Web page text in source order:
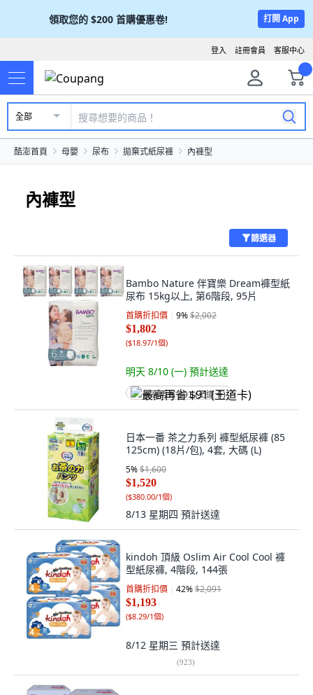
領取您的 $200 首購優惠卷! 打開 App
客服中心
註冊會員
登入
全部
酷澎首頁 母嬰 尿布 拋棄式紙尿褲 內褲型
內褲型
篩選器
Bambo Nature 伴寶樂 Dream褲型紙
尿布 15kg以上, 第6階段, 95片
首購折扣價 9%$2,002
$1,802
($18.97/1個)
明天 8/10 (一) 預計送達
最高再省 $91 (王道卡)
日本一番 茶之力系列 褲型紙尿褲 (85
125cm) (18片/包), 4套, 大碼 (L)
5%$1,600
$1,520
($380.00/1個)
8/13 星期四 預計送達
kindoh 頂級 Oslim Air Cool Cool 褲
型紙尿褲, 4階段, 144張
首購折扣價 42%$2,091
$1,193
($8.29/1個)
8/12 星期三 預計送達
(923)